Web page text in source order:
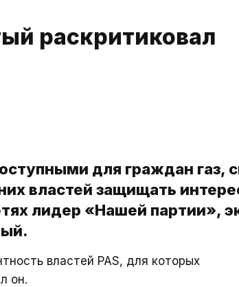
раскритиковал
для граждан газ,
властей защищать
лидер «Нашей партии»,
властей PAS, для которых
он.